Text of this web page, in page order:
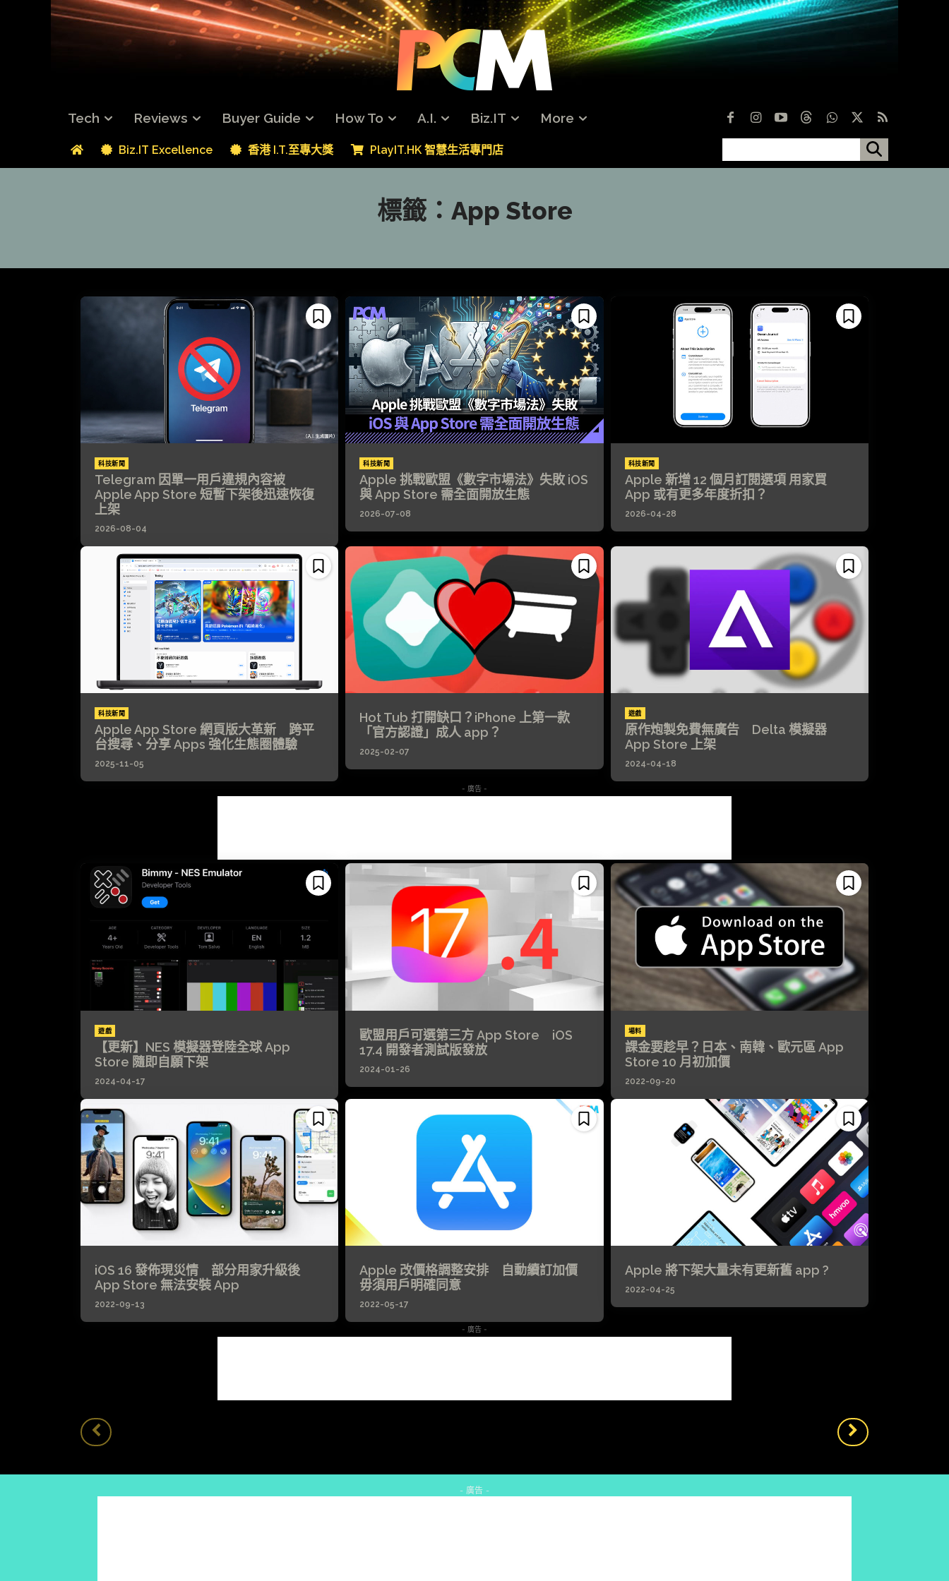
Tech Reviews Buyer Guide How To A.I. Biz.IT More
Biz.IT Excellence 香港 I.T.至專大獎 PlayIT.HK 智慧生活專門店
標籤： App Store
科技新聞
Telegram 因單一用戶違規內容被
Apple App Store 短暫下架後迅速恢復
上架
2026-08-04
科技新聞
Apple 挑戰歐盟《數字市場法》失敗 iOS
與 App Store 需全面開放生態
2026-07-08
科技新聞
Apple 新增 12 個月訂閱選項 用家買
App 或有更多年度折扣？
2026-04-28
科技新聞
Apple App Store 網頁版大革新 跨平
台搜尋、分享 Apps 強化生態圈體驗
2025-11-05
Hot Tub 打開缺口？iPhone 上第一款
「官方認證」成人 app？
2025-02-07
遊戲
原作炮製免費無廣告 Delta 模擬器
App Store 上架
2024-04-18
- 廣告 -
遊戲
【更新】NES 模擬器登陸全球 App
Store 隨即自願下架
2024-04-17
歐盟用戶可選第三方 App Store iOS
17.4 開發者測試版發放
2024-01-26
場料
課金要趁早？日本、南韓、歐元區 App
Store 10 月初加價
2022-09-20
iOS 16 發佈現災情 部分用家升級後
App Store 無法安裝 App
2022-09-13
Apple 改價格調整安排 自動續訂加價
毋須用戶明確同意
2022-05-17
Apple 將下架大量未有更新舊 app ?
2022-04-25
- 廣告 -
- 廣告 -